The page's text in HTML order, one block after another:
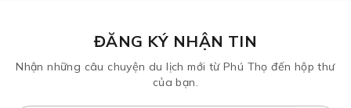
ĐĂNG KÝ NHẬN TIN
Nhận những câu chuyện du lịch mới từ Phú Thọ đến hộp thư
của bạn.